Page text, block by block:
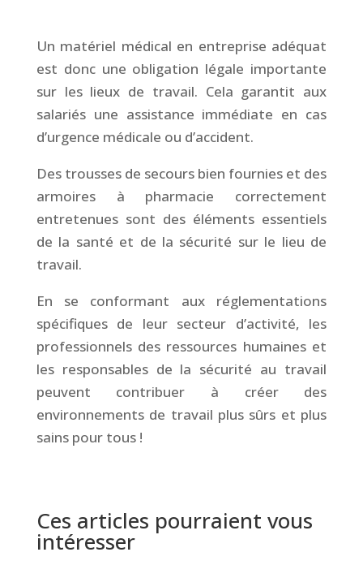
Un matériel médical en entreprise adéquat
est donc une obligation légale importante
sur les lieux de travail. Cela garantit aux
salariés une assistance immédiate en cas
d’urgence médicale ou d’accident.
Des trousses de secours bien fournies et des
armoires à pharmacie correctement
entretenues sont des éléments essentiels
de la santé et de la sécurité sur le lieu de
travail.
En se conformant aux réglementations
spécifiques de leur secteur d’activité, les
professionnels des ressources humaines et
les responsables de la sécurité au travail
peuvent contribuer à créer des
environnements de travail plus sûrs et plus
sains pour tous !
Ces articles pourraient vous
intéresser